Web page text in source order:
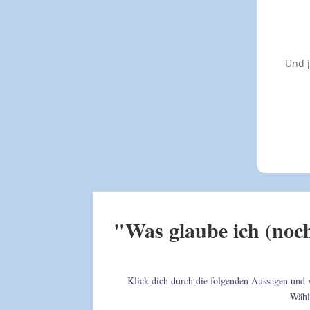
Und
"Was glaube ich
Klick dich durch die folgenden Aussagen